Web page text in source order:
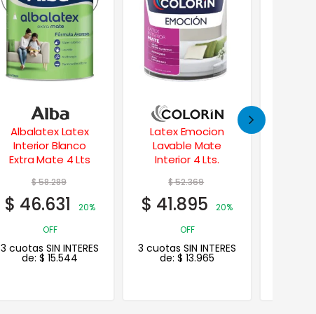
Latex Emocion
Lavable Mate
Interior 4 Lts.
$52.369
$ 41.895
20%
OFF
3 cuotas SIN INTERES
de:$ 13.965
Albalatex Design
Toque de Luz
Sublime 10 Lts.
$176.161
$140.929
20% OFF
3 cuotas SIN INTERES
de: $46.976